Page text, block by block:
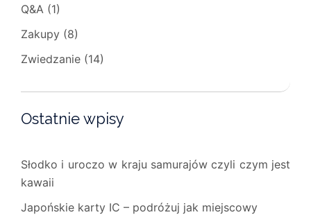
Q&A (1)
Zakupy (8)
Zwiedzanie (14)
Ostatnie wpisy
Słodko i uroczo w kraju samurajów czyli czym jest
kawaii
Japońskie karty IC – podróżuj jak miejscowy